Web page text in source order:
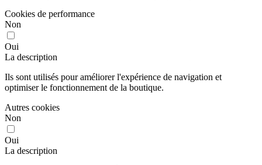
Cookies de performance
Non
Oui
La description
Ils sont utilisés pour améliorer l'expérience de navigation et
optimiser le fonctionnement de la boutique.
Autres cookies
Non
Oui
La description